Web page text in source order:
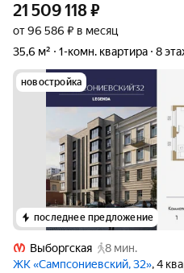
21 509 118₽
от 96 586 ₽ в месяц
35,6 м²
1-комн. квартира 8
новостройка
последнее предложение
Выборгская
8 мин.
ЖК «Сампсониевский, 32», 4